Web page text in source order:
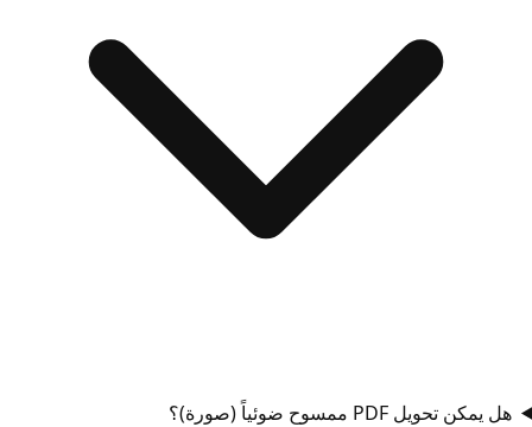
هل يمكن تحويل PDF ممسوح ضوئياً (صورة)؟